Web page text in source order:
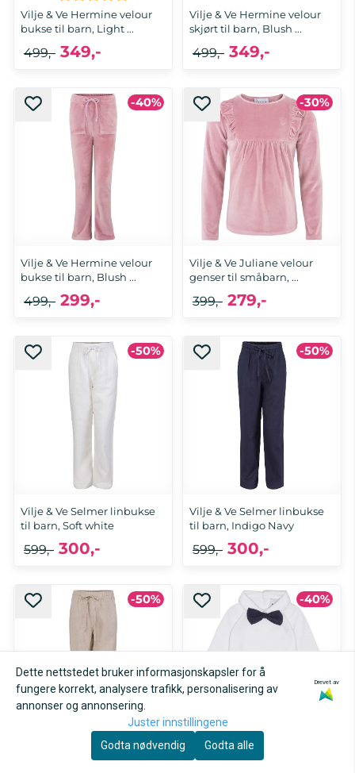
Vilje & Ve Hermine velour
bukse til barn, Light ...
349,-
499,-
Vilje & Ve Hermine velour
skjørt til barn, Blush ...
349,-
499,-
-40%
Vilje & Ve Hermine velour
bukse til barn, Blush ...
299,-
499,-
-30%
Vilje & Ve Juliane velour
genser til småbarn, ...
279,-
399,-
-50%
Vilje & Ve Selmer linbukse
til barn, Soft white
300,-
599,-
-50%
Vilje & Ve Selmer linbukse
til barn, Indigo Navy
300,-
599,-
-50%
Vilje & Ve Selmer linbukse
-40%
Vilje & Ve Bo body med
Dette nettstedet bruker informasjonskapsler for å
fungere korrekt, analysere trafikk, personalisering av
annonser og annonsering.
Drevet av
Juster innstillingene
Godta nødvendig
Godta alle